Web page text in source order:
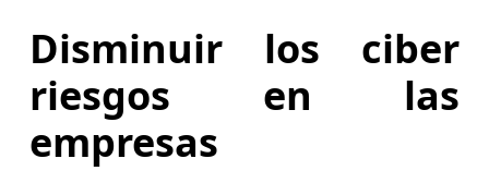
Disminuir los ciber
riesgos en las
empresas